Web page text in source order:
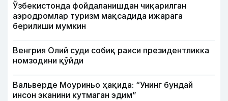
Ўзбекистонда фойдаланишдан чиқарилган
аэродромлар туризм мақсадида ижарага
берилиши мумкин
Венгрия Олий суди собиқ раиси президентликка
номзодини қўйди
Вальверде Моуриньо ҳақида: “Унинг бундай
инсон эканини кутмаган эдим”